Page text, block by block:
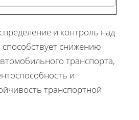
и контроль над
снижению
транспорта,
и
транспортной